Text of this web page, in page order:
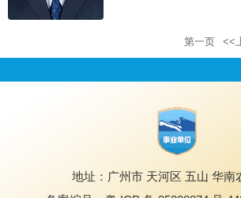
第一页 <<
地址：广州市 天河区 五山 华南